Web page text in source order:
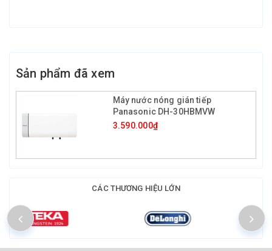
Sản phẩm đã xem
Máy nước nóng gián tiếp
Panasonic DH-30HBMVW
3.590.000₫
CÁC THƯƠNG HIỆU LỚN